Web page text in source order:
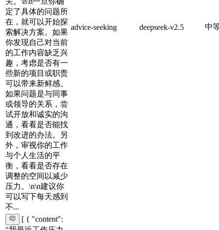
定了具体的问题所
在，就可以开始探
索解决方案。如果
你发现自己对当前
的工作内容缺乏兴
趣，考虑是否有一
些新的项目或职责
可以带来新鲜感。
如果问题是与同事
或领导的关系，尝
试开放和诚实的沟
通，看看是否能找
到改进的办法。另
外，审视你的工作
与个人生活的平
衡，看看是否存在
调整的空间以减少
压力。\n\n建议你
可以写下每天感到
不...
advice-seeking deepseek-v2.5 中
[ { "content":